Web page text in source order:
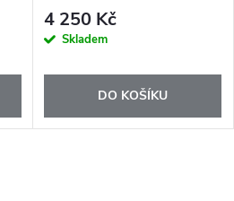
4 250 Kč
Skladem
DO KOŠÍKU